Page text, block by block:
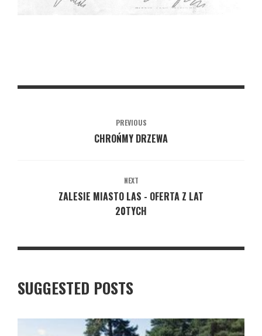
PREVIOUS
CHROŃMY DRZEWA
NEXT
ZALESIE MIASTO LAS - OFERTA Z LAT
20TYCH
SUGGESTED POSTS